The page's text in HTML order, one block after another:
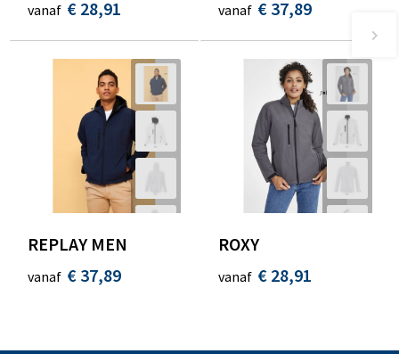
vanaf € 28,91 vanaf € 37,89
REPLAY MEN
vanaf € 37,89
ROXY
vanaf € 28,91